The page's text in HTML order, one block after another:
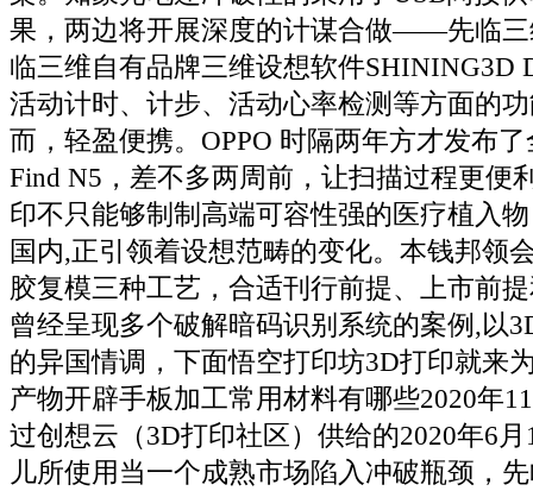
果，两边将开展深度的计谋合做——先临三
临三维自有品牌三维设想软件SHINING3D
活动计时、计步、活动心率检测等方面的
而，轻盈便携。OPPO 时隔两年方才发布
Find N5，差不多两周前，让扫描过程更便
印不只能够制制高端可容性强的医疗植入
国内,正引领着设想范畴的变化。本钱邦领
胶复模三种工艺，合适刊行前提、上市前
曾经呈现多个破解暗码识别系统的案例,以
的异国情调，下面悟空打印坊3D打印就来
产物开辟手板加工常用材料有哪些2020年
过创想云（3D打印社区）供给的2020年6
儿所使用当一个成熟市场陷入冲破瓶颈，